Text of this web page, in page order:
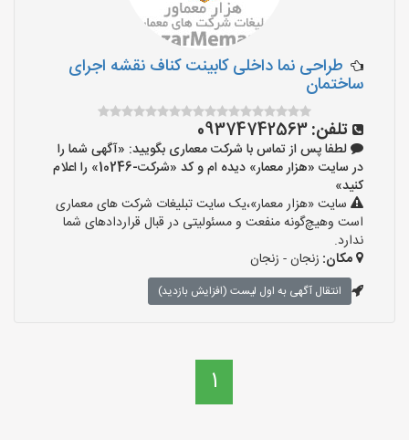
طراحی نما داخلی کابینت کناف نقشه اجرای
ساختمان
تلفن:09374742563
لطفا پس از تماس با شرکت معماری بگویید: «آگهی شما را
در سایت «هزار معمار» دیده ام و کد «شرکت-10246» را اعلام
کنید»
سایت «هزار معمار»،یک سایت تبلیغات شرکت های معماری
است وهیچ‌گونه منفعت و مسئولیتی در قبال قراردادهای شما
ندارد.
مکان: زنجان - زنجان
انتقال آگهی به اول لیست (افزایش بازدید)
1